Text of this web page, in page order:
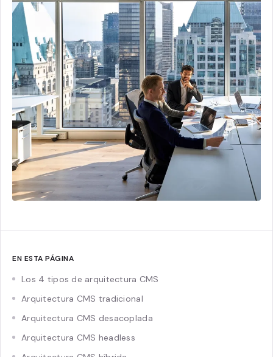
EN ESTA PÁGINA
Los 4 tipos de arquitectura CMS
Arquitectura CMS tradicional
Arquitectura CMS desacoplada
Arquitectura CMS headless